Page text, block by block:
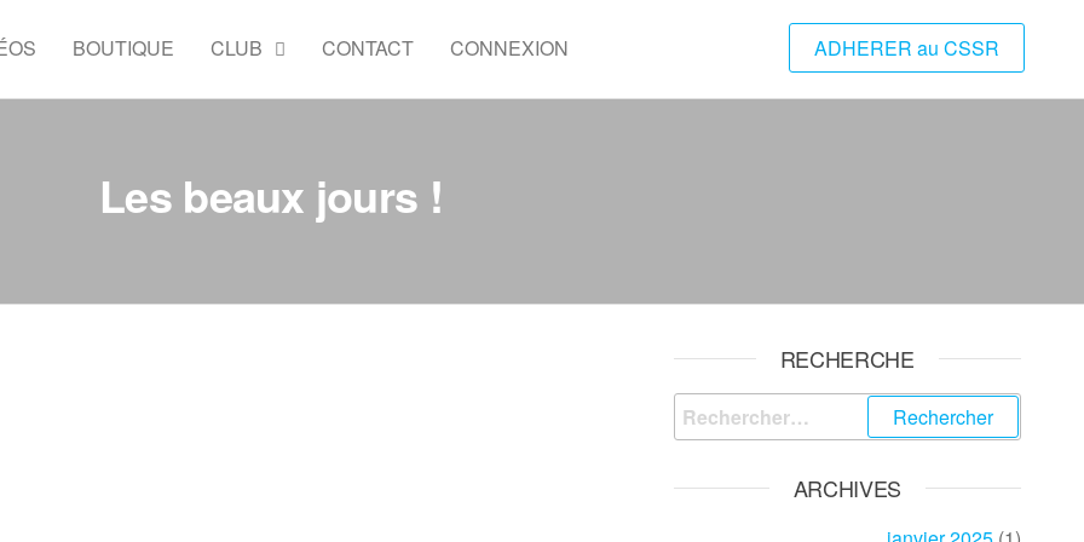
ADHERER au CSSR
BOUTIQUE CLUB CONTACT CONNEXION
Les beaux jours !
RECHERCHE
Rechercher :
ARCHIVES